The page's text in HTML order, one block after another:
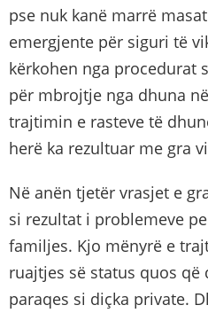
pse nuk kanë marrë
emergjente për siguri të
kërkohen nga procedurat
për mbrojtje nga dhuna
trajtimin e rasteve të
herë ka rezultuar me gra
Në anën tjetër vrasjet e
si rezultat i problemeve
familjes. Kjo mënyrë e
ruajtjes së status quos që
paraqes si diçka private.